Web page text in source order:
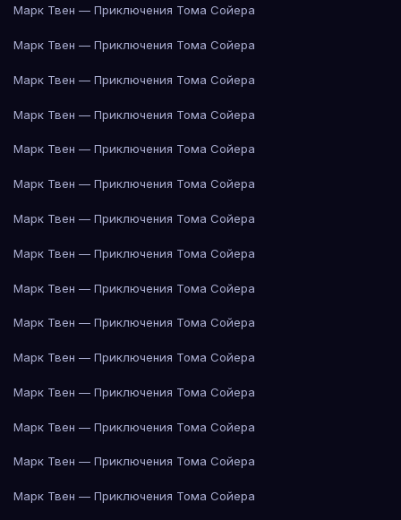
Марк Твен — Приключения Тома Сойера
Марк Твен — Приключения Тома Сойера
Марк Твен — Приключения Тома Сойера
Марк Твен — Приключения Тома Сойера
Марк Твен — Приключения Тома Сойера
Марк Твен — Приключения Тома Сойера
Марк Твен — Приключения Тома Сойера
Марк Твен — Приключения Тома Сойера
Марк Твен — Приключения Тома Сойера
Марк Твен — Приключения Тома Сойера
Марк Твен — Приключения Тома Сойера
Марк Твен — Приключения Тома Сойера
Марк Твен — Приключения Тома Сойера
Марк Твен — Приключения Тома Сойера
Марк Твен — Приключения Тома Сойера